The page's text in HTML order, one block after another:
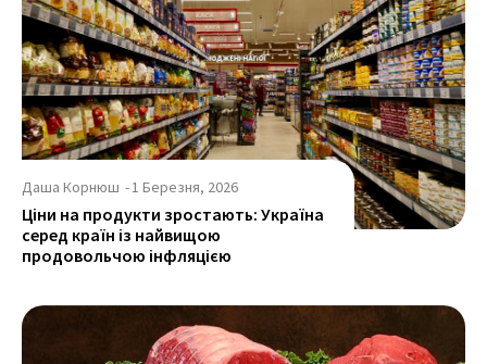
Даша Корнюш -1 Березня, 2026
Ціни на продукти зростають: Україна
серед країн із найвищою
продовольчою інфляцією